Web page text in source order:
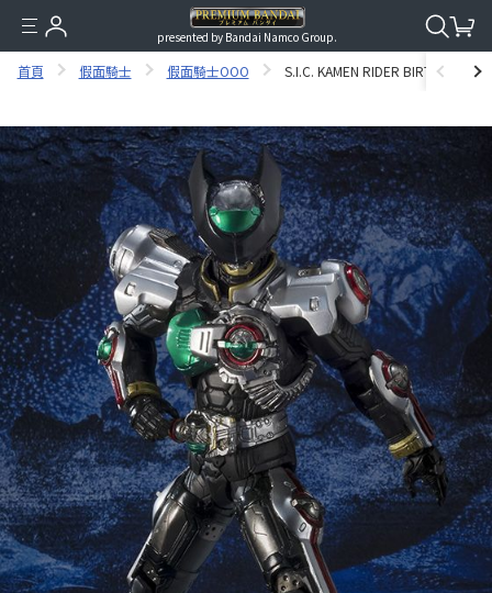
presented by Bandai Namco Group.
首頁 假面騎士 假面騎士OOO S.I.C. KAMEN RIDER BIRTH